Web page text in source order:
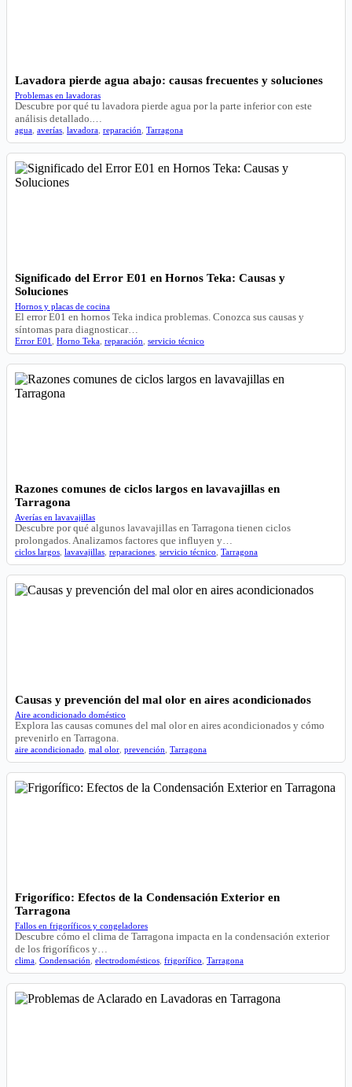
Lavadora pierde agua abajo: causas frecuentes y soluciones
Problemas en lavadoras
Descubre por qué tu lavadora pierde agua por la parte inferior con este
análisis detallado.…
agua averías lavadora reparación Tarragona
Significado del Error E01 en Hornos Teka: Causas y
Soluciones
Hornos y placas de cocina
El error E01 en hornos Teka indica problemas. Conozca sus causas y
síntomas para diagnosticar…
Error E01 Horno Teka reparación servicio técnico
Razones comunes de ciclos largos en lavavajillas en
Tarragona
Averías en lavavajillas
Descubre por qué algunos lavavajillas en Tarragona tienen ciclos
prolongados. Analizamos factores que influyen y…
ciclos largos lavavajillas reparaciones servicio técnico Tarragona
Causas y prevención del mal olor en aires acondicionados
Aire acondicionado doméstico
Explora las causas comunes del mal olor en aires acondicionados y cómo
prevenirlo en Tarragona.
aire acondicionado mal olor prevención Tarragona
Frigorífico: Efectos de la Condensación Exterior en
Tarragona
Fallos en frigoríficos y congeladores
Descubre cómo el clima de Tarragona impacta en la condensación exterior
de los frigoríficos y…
clima Condensación electrodomésticos frigorífico Tarragona